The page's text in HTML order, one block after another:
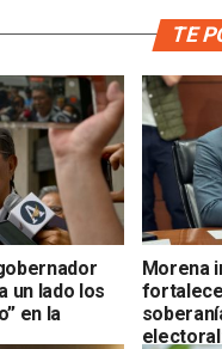
TE
un lado los
en la
Morena